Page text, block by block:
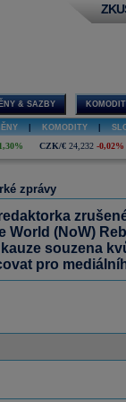
& SAZBY
KOMODITY
1,30% CZK/€ 24,232 -0,02%
zprávy
World (NoW)
souzena
pro